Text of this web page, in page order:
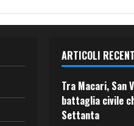
ARTICOLI
Tra Macari, San
battaglia civile
Settanta